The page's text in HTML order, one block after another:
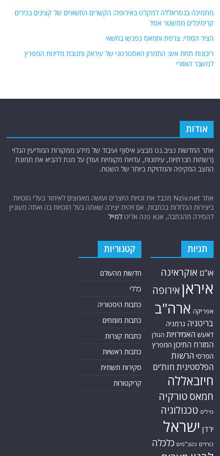
מתמיכה בנסראללה למקלט באירופה: הקשרים החשאיים של קצינים בכירים
קרימינלים ממשטר אסד
הציר הסודי: צרפת וחמאס נפגשו בחשאי
ריבונות תחת אש: התמרון האסטרטגי של עיראק ותגובת מדינות המפרץ
למשבר האזורי
אודות
אתר החדשות נציב.נט מבצע איסוף ועיבוד של מידע ממקורות המודיעין הגלוי
(רשתות חברתיות, עיתונות, עדויות מקומיות ועוד) על מנת להביא את תמונת
המצב המקיפה והמדויקת ביותר של השטח.
אתר Nziv.net מכבד את זכויות היוצרים ועושה מאמצים לאיתור בעלי הזכויות
ביצירות הכלולות בכתבות. אם זיהית יצירה שאתה בעל הזכויות בה ואתה מעוניין
להסירה מהכתבה, אנא פנה אלינולמייל
תגיות
או"ם אוקראינה
איראן אירופה
אפריקה ארה"ב
בריטניה גרמניה
דאעש האמירויות הגולן
המזרח התיכון המפרץ
הפרסי הרשות
הפלסטינית חות'ים
חיזבאללה
חמאס טורקיה
טילים טכנולוגיה
ירדן ישראל
כורדים כטב"מים כלכלה
קטגוריות
חדשות מהעולם
כללי
כתבות היסטוריה
כתבות מומחים
כתבות קצרות
כתבות ראשיות
סקירות תשתית
קריקטורות